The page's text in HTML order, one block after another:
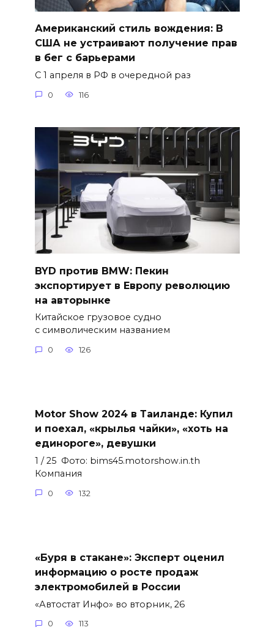
Американский стиль вождения: В
США не устраивают получение прав
в бег с барьерами
С 1 апреля в РФ в очередной раз
0 116
BYD против BMW: Пекин
экспортирует в Европу революцию
на авторынке
Китайское грузовое судно
с символическим названием
0 126
Motor Show 2024 в Таиланде: Купил
и поехал, «крылья чайки», «хоть на
единороге», девушки
1 / 25 Фото: bims45.motorshow.in.th
Компания
0 132
«Буря в стакане»: Эксперт оценил
информацию о росте продаж
электромобилей в России
«Автостат Инфо» во вторник, 26
0 113